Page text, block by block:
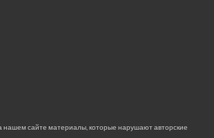
сайте материалы, которые нарушают авторские